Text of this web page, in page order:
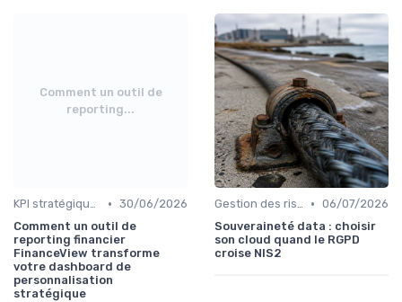
Comment un outil de
reporting...
KPI stratégiques & reporting exécutif • 30/06/2026
Comment un outil de
reporting financier
FinanceView transforme
votre dashboard de
personnalisation
stratégique
Gestion des risques & résilience • 06/07/2026
Souveraineté data : choisir
son cloud quand le RGPD
croise NIS2